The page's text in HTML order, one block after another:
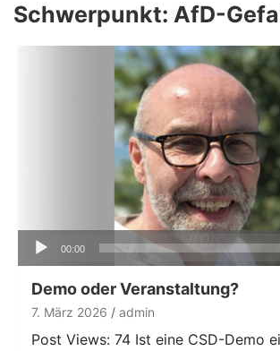
Schwerpunkt: AfD-
Audio-
Player
00:00
Demo oder Veranstaltung?
7. März 2026 admin
Post Views: 74 Ist eine CSD-Demo